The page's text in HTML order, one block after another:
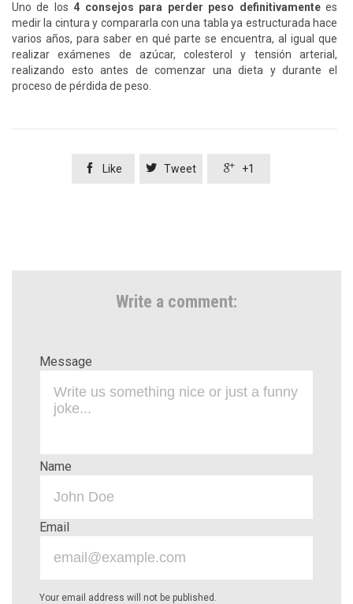
Uno de los 4 consejos para perder peso definitivamentees
medir la cintura y compararla con una tabla ya estructurada hace
varios años, para saber en qué parte se encuentra, al igual que
realizar exámenes de azúcar, colesterol y tensión arterial,
realizando esto antes de comenzar una dieta y durante el
proceso de pérdida de peso.
 Like  Tweet  +1
Write a comment:
Message
Name
Email
Your email address will not be published.